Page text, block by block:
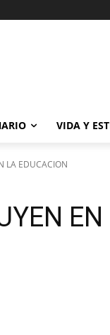
VIDA Y
LA EDUCACION